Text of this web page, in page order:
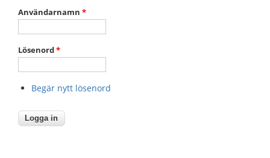
Användarnamn *
Lösenord*
Begär nytt lösenord